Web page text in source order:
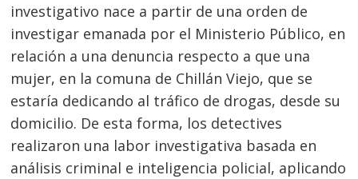
investigativo nace a partir de una orden de
investigar emanada por el Ministerio Público, en
relación a una denuncia respecto a que una
mujer, en la comuna de Chillán Viejo, que se
estaría dedicando al tráfico de drogas, desde su
domicilio. De esta forma, los detectives
realizaron una labor investigativa basada en
análisis criminal e inteligencia policial, aplicando